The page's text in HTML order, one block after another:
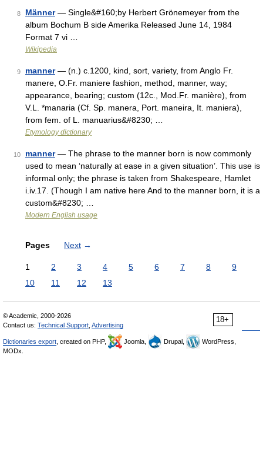
8 Männer— Single&#160;by Herbert Grönemeyer from the
album Bochum B side Amerika Released June 14, 1984
Format 7 vi …
Wikipedia
9 manner— (n.) c.1200, kind, sort, variety, from Anglo Fr.
manere, O.Fr. maniere fashion, method, manner, way;
appearance, bearing; custom (12c., Mod.Fr. manière), from
V.L. *manaria (Cf. Sp. manera, Port. maneira, It. maniera),
from fem. of L. manuarius&#8230; …
Etymology dictionary
10 manner— The phrase to the manner born is now commonly
used to mean ‘naturally at ease in a given situation’. This use is
informal only; the phrase is taken from Shakespeare, Hamlet
i.iv.17. (Though I am native here And to the manner born, it is a
custom&#8230; …
Modern English usage
Pages Next →
1 2 3 4 5 6 7 8
9
10
11 12 13
18+
© Academic, 2000-2026
Contact us: Technical Support Advertising
Dictionaries export , created on PHP, Joomla, Drupal,
WordPress,
MODx.